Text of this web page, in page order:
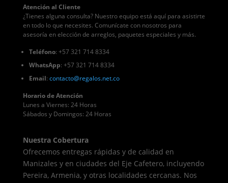
Atención al Cliente
¿Tienes alguna consulta? Nuestro equipo está aquí para asistirte
en todo lo que necesites. Comunícate con nosotros para
asesoría en elección de arreglos, paquetes especiales y más.
Teléfono: +57 321 714 8334
WhatsApp: +57 321 714 8334
Email: contacto@regalos.net.co
Horario de Atención
Lunes a Viernes: 24 Horas
Sábados y Domingos: 24 Horas
Nuestra Cobertura
Ofrecemos entregas rápidas y de calidad en
Manizales y en ciudades del Eje Cafetero, incluyendo
Pereira, Armenia, y otras localidades cercanas. Nos